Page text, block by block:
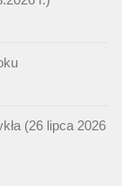
(26 lipca 2026